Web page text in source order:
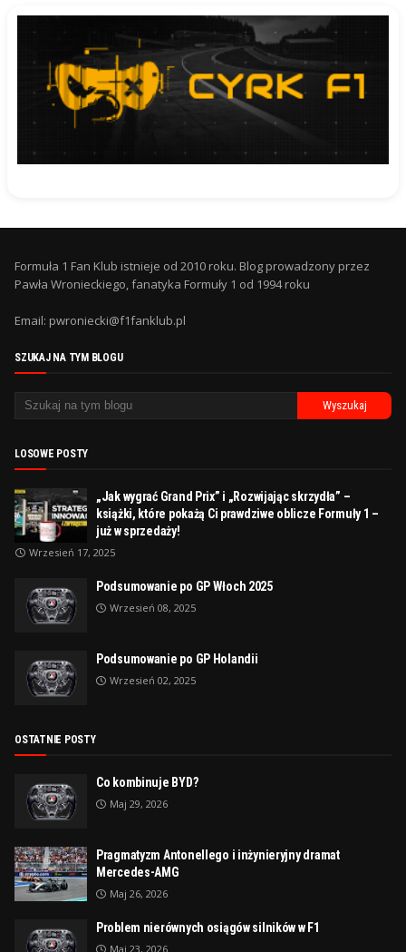
Formuła 1 Fan Klub istnieje od 2010 roku. Blog prowadzony przez
Pawła Wronieckiego, fanatyka Formuły 1 od 1994 roku
Email: pwroniecki@f1fanklub.pl
SZUKAJ NA TYM BLOGU
LOSOWE POSTY
„Jak wygrać Grand Prix” i „Rozwijając skrzydła” –
książki, które pokażą Ci prawdziwe oblicze Formuły 1 –
już w sprzedaży!
Wrzesień 17, 2025
Podsumowanie po GP Włoch 2025
Wrzesień 08, 2025
Podsumowanie po GP Holandii
Wrzesień 02, 2025
OSTATNIE POSTY
Co kombinuje BYD?
Maj 29, 2026
Pragmatyzm Antonellego i inżynieryjny dramat
Mercedes-AMG
Maj 26, 2026
Problem nierównych osiągów silników w F1
Maj 23, 2026